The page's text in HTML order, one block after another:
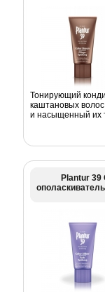
Тонирующий
каштановых
и насыщенный их
Plantur 39